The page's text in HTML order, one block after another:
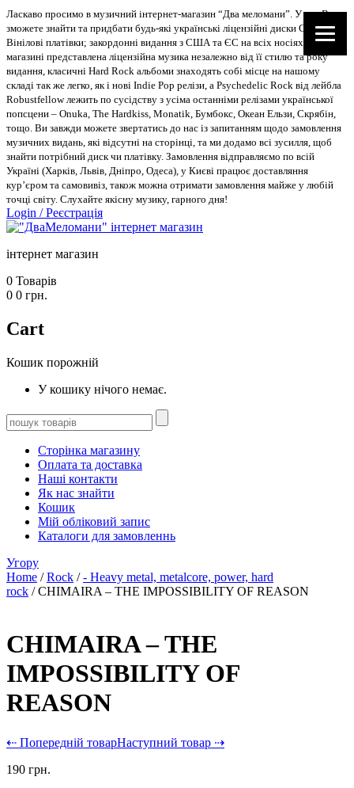
Ласкаво просимо в музичний інтернет-магазин “Два меломани”. У нас Ви
зможете знайти та придбати будь-які українські ліцензійні диски CD, DVD,
Вінілові платівки; закордонні видання з США та ЄС на всіх носіях. В
магазині представлена ліцензійна музика незалежно від її стилю та року
видання, класичні Hard Rock альбоми знаходять собі місце на нашому
складі так же легко, як і нові Indie Pop релізи, а Psychedelic Rock від лейбла
Robustfellow лежить по сусідству з усіма останніми релізами української
попсцени – Onuka, The Hardkiss, Monatik, Бумбокс, Океан Ельзи, Скрябін,
тощо. Ви завжди можете звертатись до нас із запитанням щодо замовлення
музичних видань, які відсутні на сторінці, та ми додамо всі зусилля, щоб
знайти потрібний диск чи платівку. Замовлення відправляємо по всій
Україні (Харків, Львів, Дніпро, Одеса), у Києві працює доставляння
кур’єром та самовивіз, також можна отримати замовлення майже у любій
точці світу. Слухайте якісну музику, гарного дня!
Login /Реєстрація
інтернет магазин
0 Товарів
0 0 грн.
Cart
Кошик порожній
У кошику нічого немає.
Сторінка магазину
Оплата та доставка
Наші контакти
Як нас знайти
Кошик
Мій обліковий запис
Каталоги для замовленнь
Угору
Home /Rock /- Heavy metal, metalcore, power, hard
rock / CHIMAIRA – THE IMPOSSIBILITY OF REASON
CHIMAIRA – THE
IMPOSSIBILITY OF
REASON
⇠ Попередній товарНаступний товар ⇢
190 грн.